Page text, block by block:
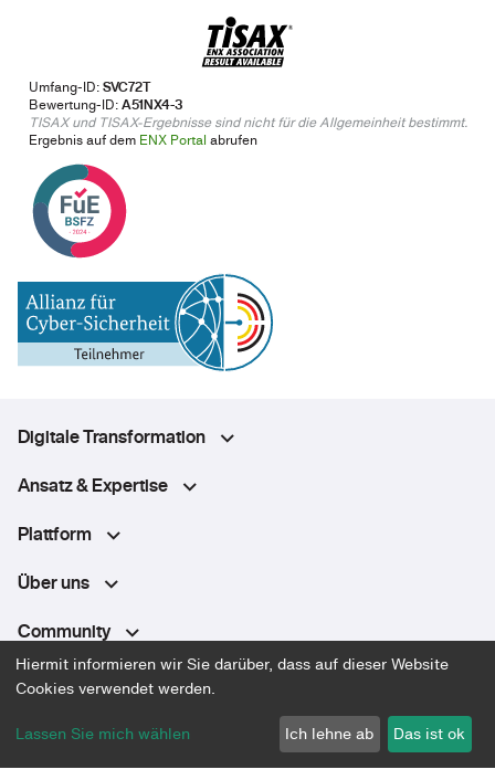
Umfang-ID:SVC72T
Bewertung-ID:A51NX4-3
TISAX und TISAX-Ergebnisse sind nicht für die Allgemeinheit bestimmt.
Ergebnis auf dem ENX Portal abrufen
Digitale Transformation
Ansatz & Expertise
Plattform
Über uns
Community
Datenschutz
Hiermit informieren wir Sie darüber, dass auf dieser Website
Cookies verwendet werden.
Lassen Sie mich wählen
Ich lehne ab Das ist ok